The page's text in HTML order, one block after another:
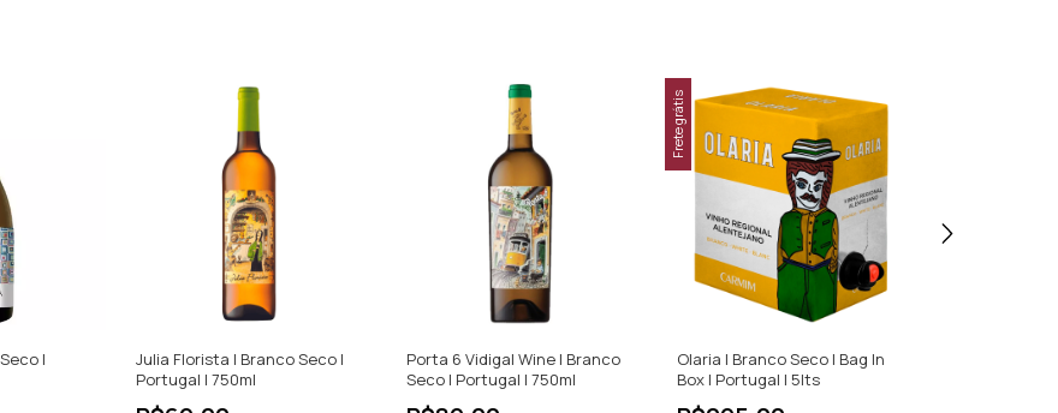
|
Julia Florista | Branco Seco |
Portugal | 750ml
Porta 6 Vidigal Wine | Branco
Seco | Portugal | 750ml
Frete grátis
Olaria | Branco Seco | Bag In
Box | Portugal | 5lts